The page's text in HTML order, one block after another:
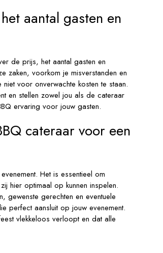
aantal gasten en
de prijs, het aantal gasten en
zaken, voorkom je misverstanden en
voor onverwachte kosten te staan.
en stellen zowel jou als de cateraar
ervaring voor jouw gasten.
cateraar voor een
Het is essentieel om
hier optimaal op kunnen inspelen.
gewenste gerechten en eventuele
perfect aansluit op jouw evenement.
vlekkeloos verloopt en dat alle